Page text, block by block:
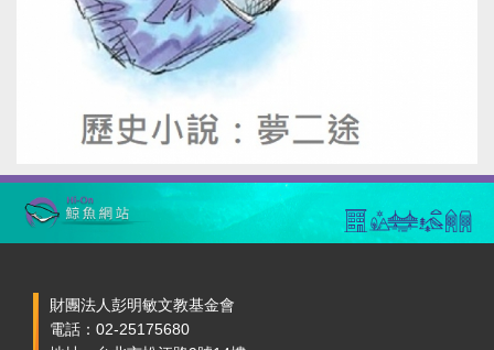
財團法人彭明敏文教基金會
電話：02-25175680